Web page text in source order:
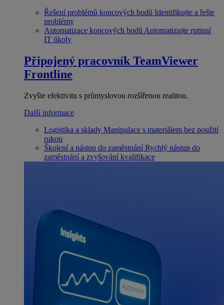
Řešení problémů koncových bodů Identifikujte a řešte
problémy
Automatizace koncových bodů Automatizujte rutinní
IT úkoly
Připojený pracovník TeamViewer
Frontline
Zvyšte efektivitu s průmyslovou rozšířenou realitou.
Další informace
Logistika a sklady Manipulace s materiálem bez použití
rukou
Školení a nástup do zaměstnání Rychlý nástup do
zaměstnání a zvyšování kvalifikace